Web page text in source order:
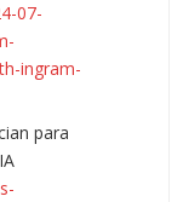
07-
ingram-
para